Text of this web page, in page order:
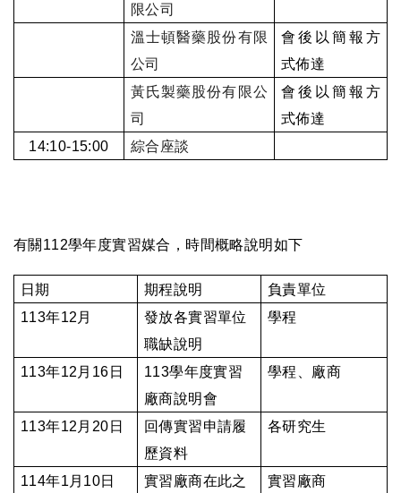
限公司
溫士頓醫藥股份有限
公司
會後以簡報方
式佈達
黃氏製藥股份有限公
司
會後以簡報方
式佈達
14:10-15:00
綜合座談
有關 112學年度實習媒合，時間概略說明如下
日期 期程說明
負責單位
113年12 月
發放各實習單位
職缺說明
學程
113年12 月 16 日 113學年度實習
廠商說明會
學程、廠商
113年12 月 20 日
回傳實習申請履
歷資料
各研究生
114年1 月 10日 實習廠商在此之 實習廠商